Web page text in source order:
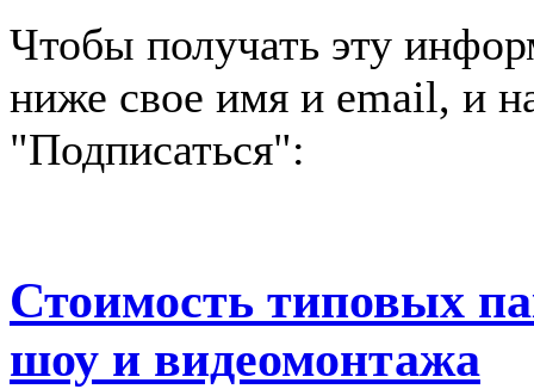
Чтобы получать эту
ниже свое имя и email, и
"Подписаться":
Стоимость типовых
шоу и видеомонтажа